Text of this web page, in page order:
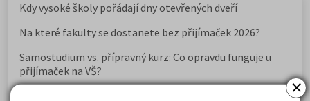
×
Kdy vysoké školy pořádají dny otevřených dveří
Na které fakulty se dostanete bez přijímaček 2026?
Samostudium vs. přípravný kurz: Co opravdu funguje u
přijímaček na VŠ?